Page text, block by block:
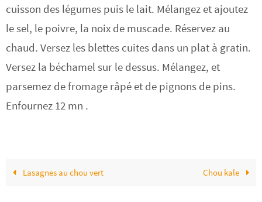
cuisson des légumes puis le lait. Mélangez et ajoutez
le sel, le poivre, la noix de muscade. Réservez au
chaud. Versez les blettes cuites dans un plat à gratin.
Versez la béchamel sur le dessus. Mélangez, et
parsemez de fromage râpé et de pignons de pins.
Enfournez 12 mn .
Lasagnes au chou vert Chou kale